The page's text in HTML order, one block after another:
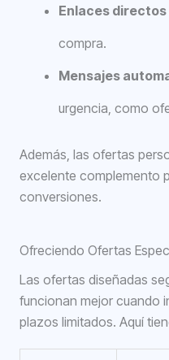
Enlaces
compra.
Mensajes
urgencia, como
Además, las ofertas
excelente complemento
conversiones.
Ofreciendo Ofertas
Las ofertas diseñadas
funcionan mejor cuando
plazos limitados. Aquí